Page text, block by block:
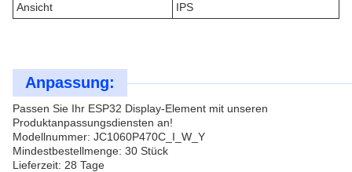
Ansicht IPS
Anpassung:
Passen Sie Ihr ESP32 Display-Element mit unseren
Produktanpassungsdiensten an!
Modellnummer: JC1060P470C_I_W_Y
Mindestbestellmenge: 30 Stück
Lieferzeit: 28 Tage